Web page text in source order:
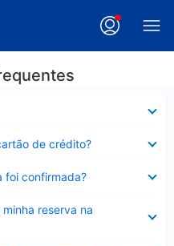
de crédito?
foi confirmada?
reserva na